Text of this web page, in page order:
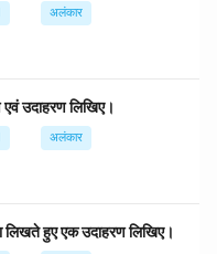
अलंकार
उदाहरण लिखिए।
अलंकार
हुए एक उदाहरण लिखिए।